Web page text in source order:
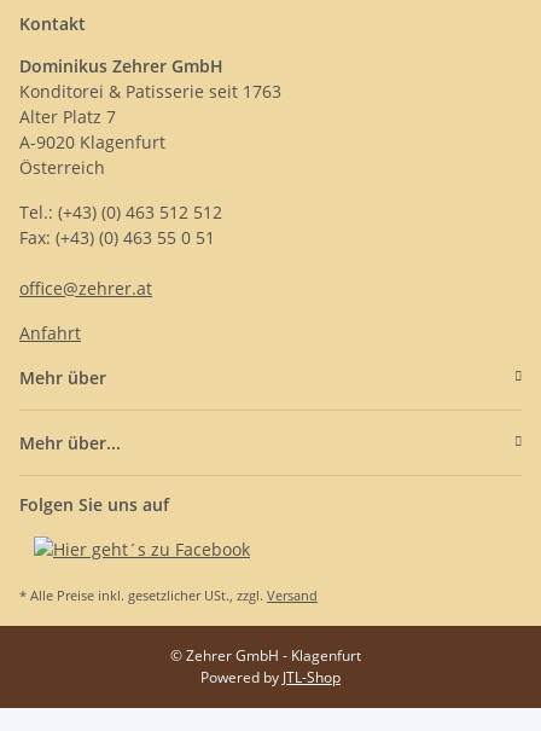
Kontakt
Dominikus Zehrer GmbH
Konditorei & Patisserie seit 1763
Alter Platz 7
A-9020 Klagenfurt
Österreich
Tel.: (+43) (0) 463 512 512
Fax: (+43) (0) 463 55 0 51
office@zehrer.at
Anfahrt
Mehr über
Mehr über...
Folgen Sie uns auf
* Alle Preise inkl. gesetzlicher USt., zzgl. Versand
© Zehrer GmbH - Klagenfurt
Powered by JTL-Shop